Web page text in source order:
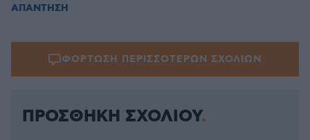
ΑΠΑΝΤΗΣΗ
ΦΟΡΤΩΣΗ ΠΕΡΙΣΣΟΤΕΡΩΝ ΣΧΟΛΙΩΝ
ΠΡΟΣΘΗΚΗ ΣΧΟΛΙΟΥ